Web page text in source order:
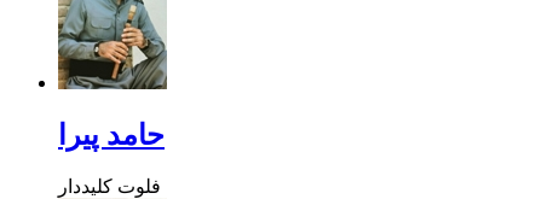
حامد پیرا
فلوت کلیددار